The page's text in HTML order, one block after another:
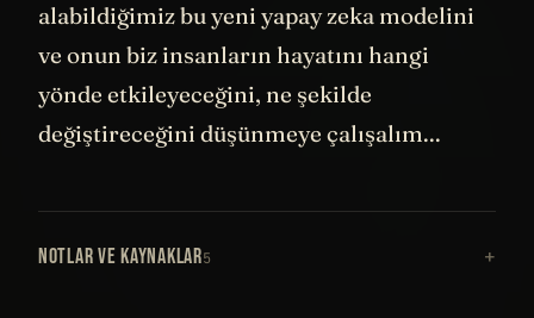
alabildiğimiz bu yeni yapay zeka modelini
ve onun biz insanların hayatını hangi
yönde etkileyeceğini, ne şekilde
değiştireceğini düşünmeye çalışalım...
NOTLAR VE KAYNAKLAR5